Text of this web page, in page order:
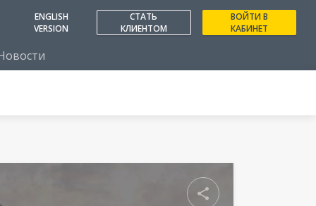
ENGLISH
VERSION
СТАТЬ
КЛИЕНТОМ
ВОЙТИ В
КАБИНЕТ
Поделиться